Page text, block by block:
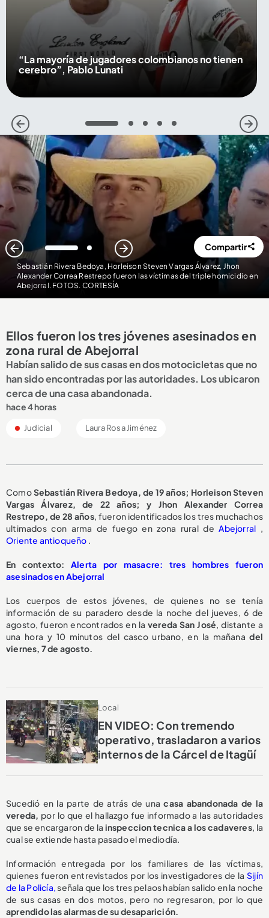
“La mayoría de jugadores colombianos no tienen
cerebro”, Pablo Lunati
1 2 3 4 5
Sebastián Rivera Bedoya, Horleison Steven Vargas Álvarez, Jhon
Alexander Correa Restrepo fueron las víctimas del triple homicidio en
Abejorral. FOTOS. CORTESÍA
1 2 Compartir
Ellos fueron los tres jóvenes asesinados en
zona rural de Abejorral
Habían salido de sus casas en dos motocicletas que no
han sido encontradas por las autoridades. Los ubicaron
cerca de una casa abandonada.
hace 4 horas
Judicial Laura Rosa Jiménez
ComoSebastián Rivera Bedoya, de 19 años; Horleison Steven
Vargas Álvarez, de 22 años; y Jhon Alexander Correa
Restrepo, de 28 años, fueron identificados los tres muchachos
ultimados con arma de fuego en zona rural deAbejorral ,
Oriente antioqueño .
En contexto:Alerta por masacre: tres hombres fueron
asesinados en Abejorral
Los cuerpos de estos jóvenes, de quienes no se tenía
información de su paradero desde la noche del jueves, 6 de
agosto, fueron encontrados en la vereda San José, distante a
una hora y 10 minutos del casco urbano, en la mañana del
viernes, 7 de agosto.
Local
EN VIDEO: Con tremendo
operativo, trasladaron a varios
internos de la Cárcel de Itagüí
Sucedió en la parte de atrás de unacasa abandonada de la
vereda, por lo que el hallazgo fue informado a las autoridades
que se encargaron de la inspeccion tecnica a los cadaveres, la
cual se extiende hasta pasado el mediodía.
Información entregada por los familiares de las víctimas,
quienes fueron entrevistados por los investigadores de la Sijín
de la Policía,señala que los tres pelaos habían salido en la noche
de sus casas en dos motos, pero no regresaron, por lo que
aprendido las alarmas de su desaparición.